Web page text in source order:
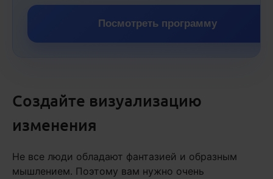
Посмотреть программу
Создайте визуализацию
изменения
Не все люди обладают фантазией и образным
мышлением. Поэтому вам нужно очень